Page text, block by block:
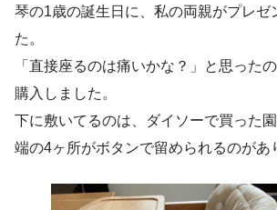
琴の1歳の誕生日に、私の両親がプレゼ
た。
「直接座るのは痛いかな？」と思った
購入しました。
下に敷いてるのは、ダイソーで買った園
端の4ヶ所がボタンで留められるのがあ